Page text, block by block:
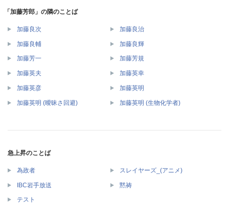
「加藤芳郎」の隣のことば
加藤良次 加藤良治
加藤良輔 加藤良輝
加藤芳一 加藤芳規
加藤英夫 加藤英幸
加藤英彦 加藤英明
加藤英明 (曖昧さ回避) 加藤英明 (生物化学者)
急上昇のことば
為政者 スレイヤーズ_(アニメ)
IBC岩手放送 黙祷
テスト